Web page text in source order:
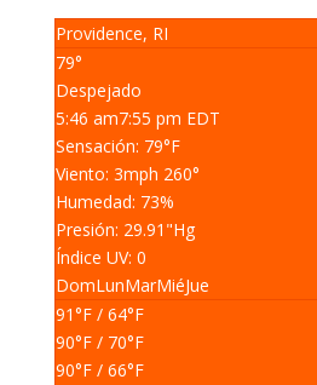
Providence, RI
79°
Despejado
5:46 am7:55 pm EDT
Sensación: 79°F
Viento: 3mph 260°
Humedad: 73%
Presión: 29.91 "Hg
Índice UV: 0
DomLunMarMiéJue
91°F/ 64°F
90°F/ 70°F
90°F/ 66°F